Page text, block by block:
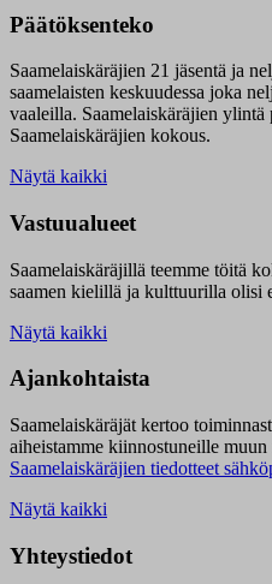
Päätöksenteko
Saamelaiskäräjien 21 jäsentä ja
saamelaisten keskuudessa joka
vaaleilla. Saamelaiskäräjien ylintä
Saamelaiskäräjien kokous.
Näytä kaikki
Vastuualueet
Saamelaiskäräjillä teemme töitä
saamen kielillä ja kulttuurilla olisi
Näytä kaikki
Ajankohtaista
Saamelaiskäräjät kertoo
aiheistamme kiinnostuneille muun
Saamelaiskäräjien tiedotteet
Näytä kaikki
Yhteystiedot